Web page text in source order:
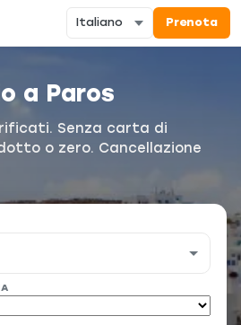
Prenota
a Paros
Senza carta di
o zero. Cancellazione